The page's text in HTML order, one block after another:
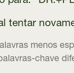
tentar
menos
chave